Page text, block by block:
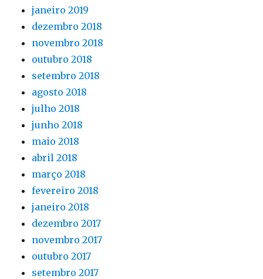
janeiro 2019
dezembro 2018
novembro 2018
outubro 2018
setembro 2018
agosto 2018
julho 2018
junho 2018
maio 2018
abril 2018
março 2018
fevereiro 2018
janeiro 2018
dezembro 2017
novembro 2017
outubro 2017
setembro 2017